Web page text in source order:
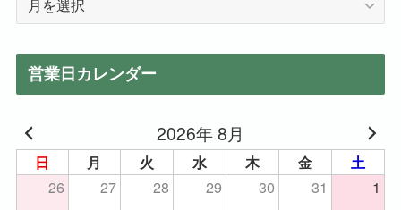
営業日カレンダー
2026年 8月
日 月 火 水 木 金 土
26 27 28 29 30 31
1